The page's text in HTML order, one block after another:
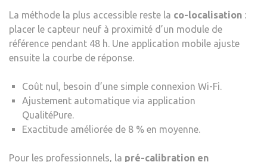
La méthode la plus accessible reste la co-localisation :
placer le capteur neuf à proximité d’un module de
référence pendant 48 h. Une application mobile ajuste
ensuite la courbe de réponse.
Coût nul, besoin d’une simple connexion Wi-Fi.
Ajustement automatique via application
QualitéPure.
Exactitude améliorée de 8 % en moyenne.
Pour les professionnels, la pré-calibration en